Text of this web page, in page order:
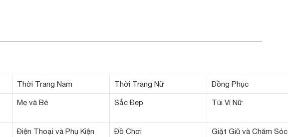
Thời Trang Nam Thời Trang Nữ Đồng Phục
Mẹ và Bé Sắc Đẹp Túi Ví Nữ
Điện Thoại và Phụ Kiện Đồ Chơi
Giặt Giũ và Chăm Sóc